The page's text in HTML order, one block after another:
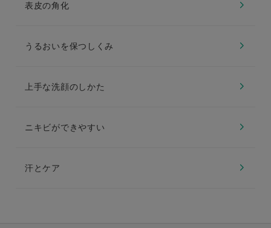
表皮の角化
うるおいを保つしくみ
上手な洗顔のしかた
ニキビができやすい
汗とケア